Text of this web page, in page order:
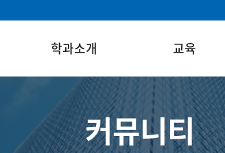
학과소개 교육
커뮤니티